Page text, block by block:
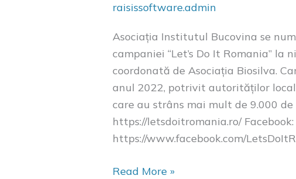
raisissoftware.admin
Asociația Institutul Bucovina se
campaniei “Let’s Do It Romania” la
coordonată de Asociația Biosilva.
anul 2022, potrivit autorităților
care au strâns mai mult de 9.000 de
https://letsdoitromania.ro/ Facebook:
https://www.facebook.com/
Read More »